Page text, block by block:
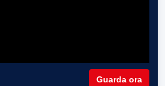
Guarda ora